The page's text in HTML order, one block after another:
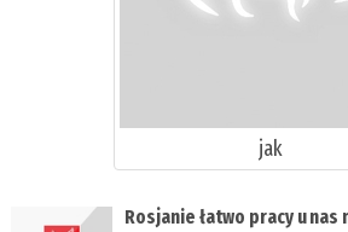
jak
Rosjanie łatwo pracy u nas